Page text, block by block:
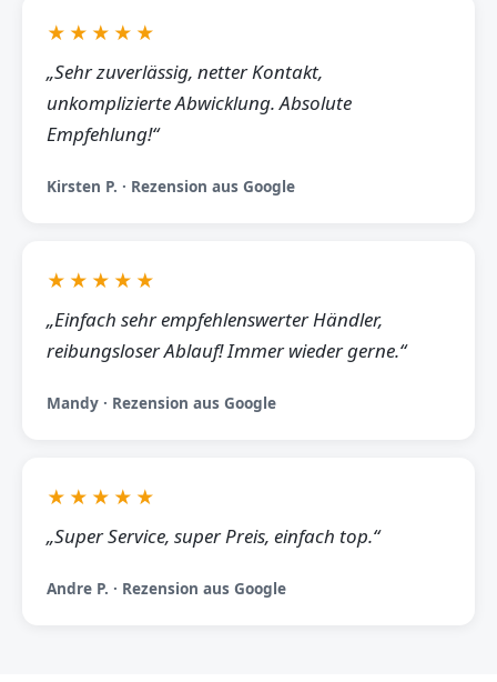
★★★★★
„Sehr zuverlässig, netter Kontakt,
unkomplizierte Abwicklung. Absolute
Empfehlung!“
Kirsten P. · Rezension aus Google
★★★★★
„Einfach sehr empfehlenswerter Händler,
reibungsloser Ablauf! Immer wieder gerne.“
Mandy · Rezension aus Google
★★★★★
„Super Service, super Preis, einfach top.“
Andre P. · Rezension aus Google